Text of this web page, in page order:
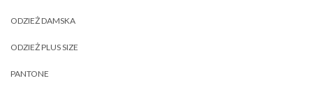
ODZIEŻ DAMSKA
ODZIEŻ PLUS SIZE
PANTONE